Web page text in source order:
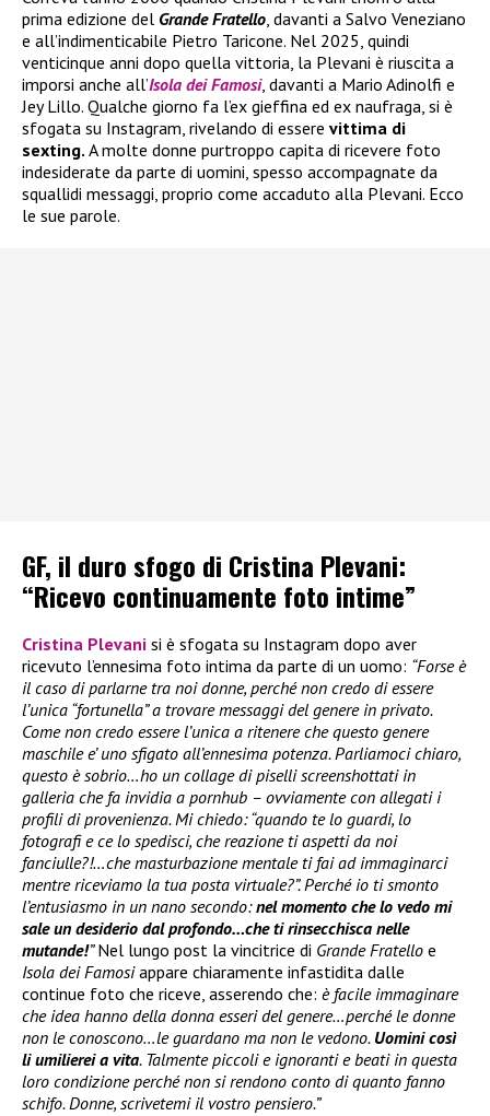
prima edizione del Grande Fratello , davanti a Salvo Veneziano
e all’indimenticabile Pietro Taricone. Nel 2025, quindi
venticinque anni dopo quella vittoria, la Plevani è riuscita a
imporsi anche all’Isola dei Famosi, davanti a Mario Adinolfi e
Jey Lillo. Qualche giorno fa l’ex gieffina ed ex naufraga, si è
sfogata su Instagram, rivelando di essere vittima di
sexting. A molte donne purtroppo capita di ricevere foto
indesiderate da parte di uomini, spesso accompagnate da
squallidi messaggi, proprio come accaduto alla Plevani. Ecco
le sue parole.
GF, il duro sfogo di Cristina Plevani:
“Ricevo continuamente foto intime”
Cristina Plevani si è sfogata su Instagram dopo aver
ricevuto l’ennesima foto intima da parte di un uomo: “Forse è
il caso di parlarne tra noi donne, perché non credo di essere
l’unica “fortunella” a trovare messaggi del genere in privato.
Come non credo essere l’unica a ritenere che questo genere
maschile e’ uno sfigato all’ennesima potenza. Parliamoci chiaro,
questo è sobrio…ho un collage di piselli screenshottati in
galleria che fa invidia a pornhub – ovviamente con allegati i
profili di provenienza. Mi chiedo: “quando te lo guardi, lo
fotografi e ce lo spedisci, che reazione ti aspetti da noi
fanciulle?!…che masturbazione mentale ti fai ad immaginarci
mentre riceviamo la tua posta virtuale?”. Perché io ti smonto
l’entusiasmo in un nano secondo:nel momento che lo vedo mi
sale un desiderio dal profondo…che ti rinsecchisca nelle
mutande!”Nel lungo post la vincitrice di Grande Fratello e
Isola dei Famosiappare chiaramente infastidita dalle
continue foto che riceve, asserendo che: è facile immaginare
che idea hanno della donna esseri del genere…perché le donne
non le conoscono…le guardano ma non le vedono. Uomini così
li umilierei a vita. Talmente piccoli e ignoranti e beati in questa
loro condizione perché non si rendono conto di quanto fanno
schifo. Donne, scrivetemi il vostro pensiero.”